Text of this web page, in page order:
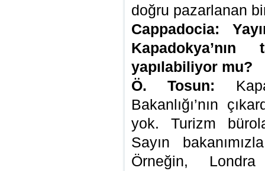
doğru pazarlanan
Cappadocia:
yapılabiliyor mu?
Ö. Tosun:
Bakanlığı’nın
yok. Turizm
Sayın
Örneğin, Londra